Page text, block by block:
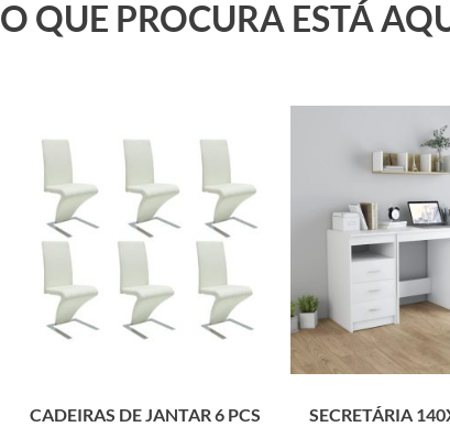
O QUE PROCURA ESTÁ
CADEIRAS DE JANTAR 6 PCS
SECRETÁRIA